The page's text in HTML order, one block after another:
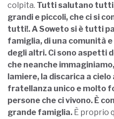
colpita. Tutti salutano
grandi e piccoli, che ci si
tutti!. ASoweto si è tutti
famiglia, di una comunità
degli altri. Ci sono aspetti
che neanche
lamiere, la discarica a cielo
fratellanza unico e molto
persone che ci vivono. È
grande famiglia. È proprio